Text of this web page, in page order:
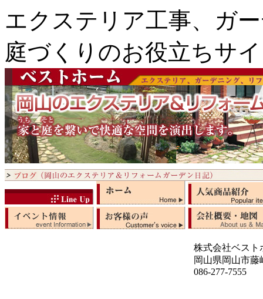
エクステリア工事、ガ
庭づくりのお役立ちサ
株式会社ベスト
岡山県岡山市藤
086-277-7555